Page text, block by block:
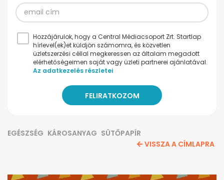
Hozzájárulok, hogy a Central Médiacsoport Zrt. Startlap
hírlevel(ek)et küldjön számomra, és közvetlen
üzletszerzési céllal megkeressen az általam megadott
elérhetőségeimen saját vagy üzleti partnerei ajánlatával.
Az adatkezelés részletei
EGÉSZSÉG KÁROSANYAG SÜTŐPAPÍR
VISSZA A CÍMLAPRA